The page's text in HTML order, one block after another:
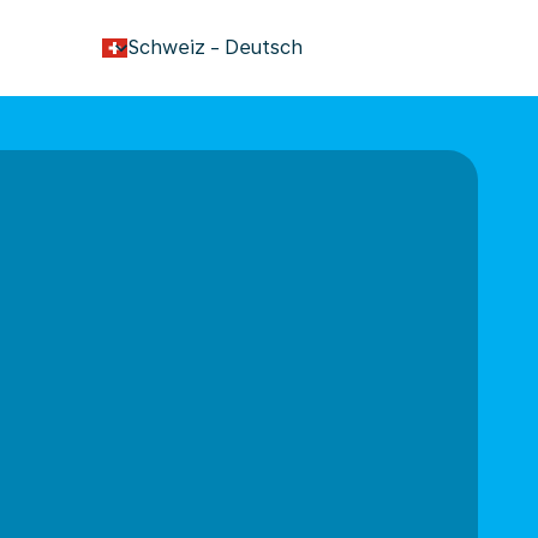
Schweiz - Deutsch
keyboard_arrow_down